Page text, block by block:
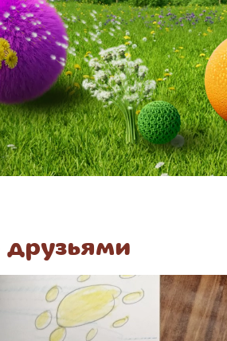
друзьями